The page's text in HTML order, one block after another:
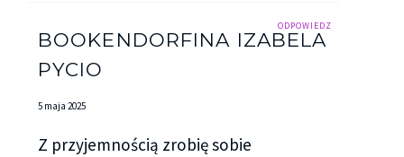
ODPOWIEDZ
BOOKENDORFINA IZABELA
PYCIO
5 maja 2025
Z przyjemnością zrobię sobie